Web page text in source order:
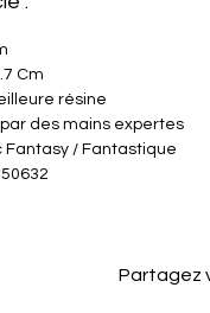
Cm
résine
des mains expertes
Fantasy / Fantastique
Partagez